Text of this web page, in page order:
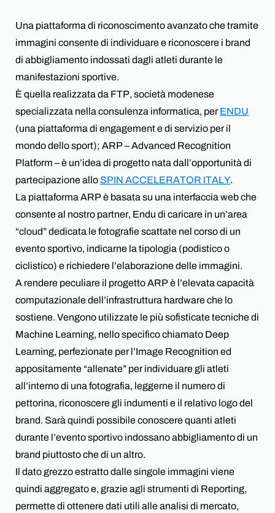
Una piattaforma di riconoscimento avanzato che tramite
immagini consente di individuare e riconoscere i brand
di abbigliamento indossati dagli atleti durante le
manifestazioni sportive.
È quella realizzata da FTP, società modenese
specializzata nella consulenza informatica, perENDU
(una piattaforma di engagement e di servizio per il
mondo dello sport); ARP – Advanced Recognition
Platform – è un’idea di progetto nata dall’opportunità di
partecipazione allo SPIN ACCELERATOR ITALY.
La piattaforma ARP è basata su una interfaccia web che
consente al nostro partner, Endu di caricare in un’area
“cloud” dedicata le fotografie scattate nel corso di un
evento sportivo, indicarne la tipologia (podistico o
ciclistico) e richiedere l’elaborazione delle immagini.
A rendere peculiare il progetto ARP è l’elevata capacità
computazionale dell’infrastruttura hardware che lo
sostiene. Vengono utilizzate le più sofisticate tecniche di
Machine Learning, nello specifico chiamato Deep
Learning, perfezionate per l’Image Recognition ed
appositamente “allenate” per individuare gli atleti
all’interno di una fotografia, leggerne il numero di
pettorina, riconoscere gli indumenti e il relativo logo del
brand. Sarà quindi possibile conoscere quanti atleti
durante l’evento sportivo indossano abbigliamento di un
brand piuttosto che di un altro.
Il dato grezzo estratto dalle singole immagini viene
quindi aggregato e, grazie agli strumenti di Reporting,
permette di ottenere dati utili alle analisi di mercato,